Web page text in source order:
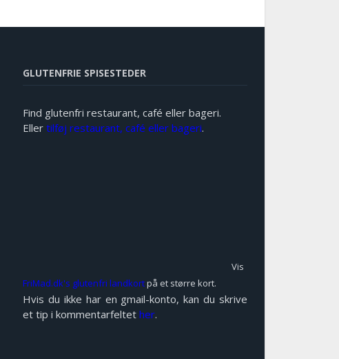
GLUTENFRIE SPISESTEDER
Find glutenfri restaurant, café eller bageri.
Eller tilføj restaurant, café eller bageri.
Vis
FriMad.dk's glutenfri landkortpå et større kort.
Hvis du ikke har en gmail-konto, kan du skrive
et tip i kommentarfeltet her.